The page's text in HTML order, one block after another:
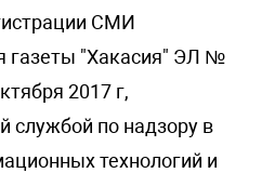
СМИ
газеты "Хакасия" ЭЛ №
2017 г,
службой по надзору в
технологий и